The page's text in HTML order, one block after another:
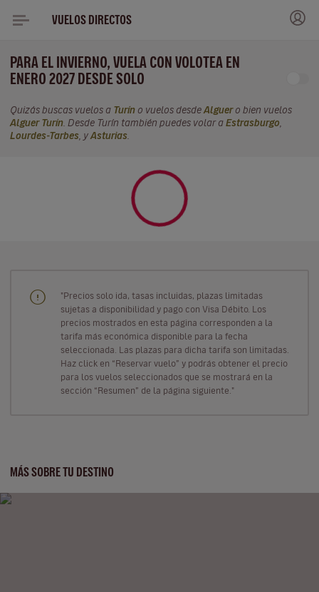
VUELOS DIRECTOS
PARA EL INVIERNO, VUELA CON VOLOTEA EN
ENERO 2027 DESDE SOLO
Quizás buscas vuelos a Turín o vuelos desde Alguero bien vuelos
Alguer Turín . Desde Turín también puedes volar a Estrasburgo
Lourdes-Tarbes , y Asturias
"Precios solo ida, tasas incluidas, plazas limitadas
sujetas a disponibilidad y pago con Visa Débito. Los
precios mostrados en esta página corresponden a la
tarifa más económica disponible para la fecha
seleccionada. Las plazas para dicha tarifa son limitadas.
Haz click en “Reservar vuelo” y podrás obtener el precio
para los vuelos seleccionados que se mostrará en la
sección “Resumen” de la página siguiente."
MÁS SOBRE TU DESTINO